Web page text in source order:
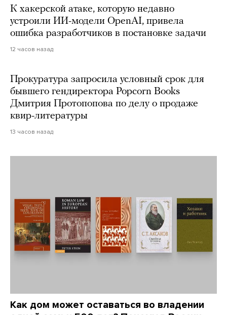
К хакерской атаке, которую недавно
устроили ИИ-модели OpenAI, привела
ошибка разработчиков в постановке задачи
12 часов назад
Прокуратура запросила условный срок для
бывшего гендиректора Popcorn Books
Дмитрия Протопопова по делу о продаже
квир-литературы
13 часов назад
Как дом может оставаться во владении